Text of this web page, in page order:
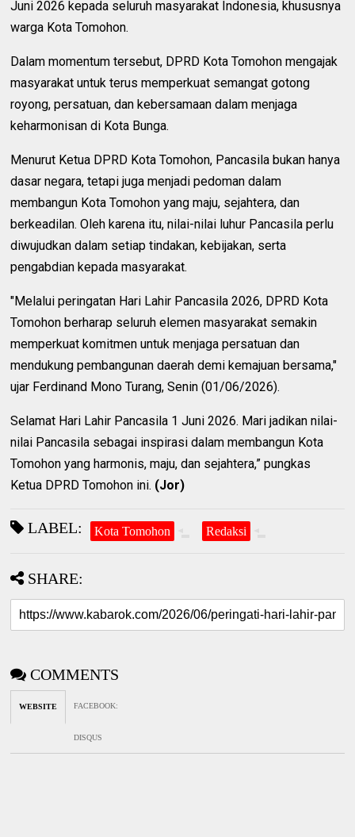
Juni 2026 kepada seluruh masyarakat Indonesia, khususnya
warga Kota Tomohon.
Dalam momentum tersebut, DPRD Kota Tomohon mengajak
masyarakat untuk terus memperkuat semangat gotong
royong, persatuan, dan kebersamaan dalam menjaga
keharmonisan di Kota Bunga.
Menurut Ketua DPRD Kota Tomohon, Pancasila bukan hanya
dasar negara, tetapi juga menjadi pedoman dalam
membangun Kota Tomohon yang maju, sejahtera, dan
berkeadilan. Oleh karena itu, nilai-nilai luhur Pancasila perlu
diwujudkan dalam setiap tindakan, kebijakan, serta
pengabdian kepada masyarakat.
"Melalui peringatan Hari Lahir Pancasila 2026, DPRD Kota
Tomohon berharap seluruh elemen masyarakat semakin
memperkuat komitmen untuk menjaga persatuan dan
mendukung pembangunan daerah demi kemajuan bersama,"
ujar Ferdinand Mono Turang, Senin (01/06/2026).
Selamat Hari Lahir Pancasila 1 Juni 2026. Mari jadikan nilai-
nilai Pancasila sebagai inspirasi dalam membangun Kota
Tomohon yang harmonis, maju, dan sejahtera,” pungkas
Ketua DPRD Tomohon ini. (Jor)
LABEL: Kota Tomohon Redaksi
SHARE:
COMMENTS
WEBSITE FACEBOOK:
DISQUS